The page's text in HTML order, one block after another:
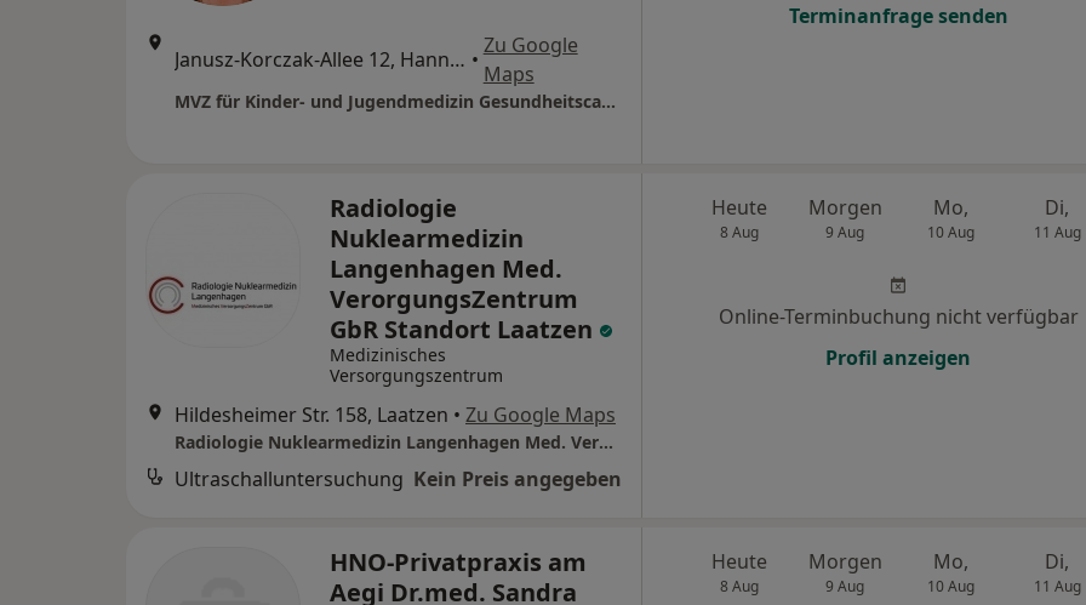
Janusz-Korczak-Allee 12, Hannover •
Zu Google
Maps
MVZ für Kinder- und Jugendmedizin Gesundheitscampus AUF DER BULT
Terminanfrage senden
Radiologie
Nuklearmedizin
Langenhagen Med.
VerorgungsZentrum
GbR Standort Laatzen
Medizinisches
Versorgungszentrum
Hildesheimer Str. 158, Laatzen • Zu Google Maps
Radiologie Nuklearmedizin Langenhagen Med. VerorgungsZentrum GbR Standort Laatzen
Ultraschalluntersuchung Kein Preis angegeben
Heute
8 Aug
Morgen
9 Aug
Mo,
10 Aug
Di,
11 Aug
Online-Terminbuchung nicht verfügbar
Profil anzeigen
HNO-Privatpraxis am
Aegi Dr.med. Sandra
Heute
8 Aug
Morgen
9 Aug
Mo,
10 Aug
Di,
11 Aug